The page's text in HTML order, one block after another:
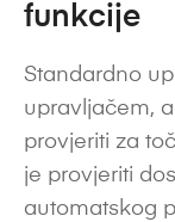
funkcije
Standardno
upravljačem,
provjeriti za
je provjeriti
automatskog